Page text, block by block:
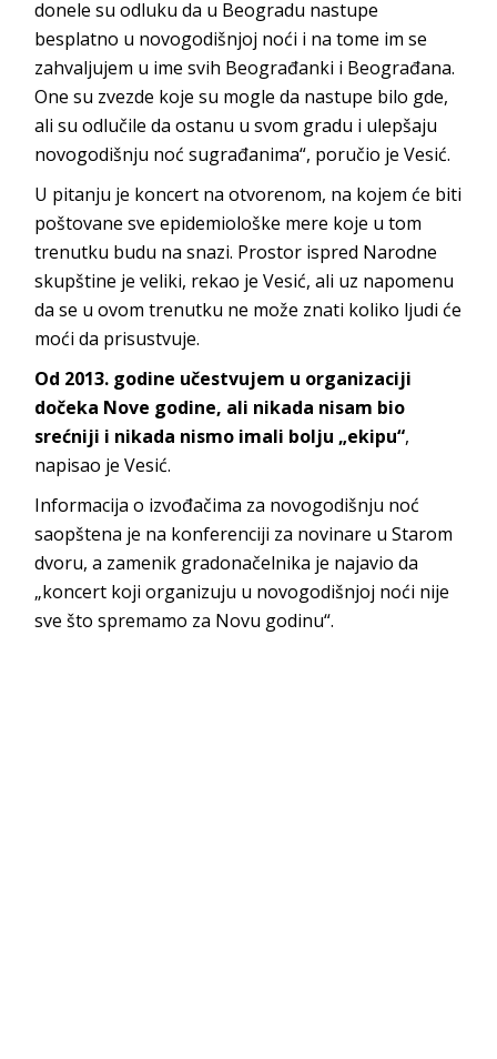
donele su odluku da u Beogradu nastupe
besplatno u novogodišnjoj noći i na tome im se
zahvaljujem u ime svih Beograđanki i Beograđana.
One su zvezde koje su mogle da nastupe bilo gde,
ali su odlučile da ostanu u svom gradu i ulepšaju
novogodišnju noć sugrađanima“, poručio je Vesić.
U pitanju je koncert na otvorenom, na kojem će biti
poštovane sve epidemiološke mere koje u tom
trenutku budu na snazi. Prostor ispred Narodne
skupštine je veliki, rekao je Vesić, ali uz napomenu
da se u ovom trenutku ne može znati koliko ljudi će
moći da prisustvuje.
Od 2013. godine učestvujem u organizaciji
dočeka Nove godine, ali nikada nisam bio
srećniji i nikada nismo imali bolju „ekipu“,
napisao je Vesić.
Informacija o izvođačima za novogodišnju noć
saopštena je na konferenciji za novinare u Starom
dvoru, a zamenik gradonačelnika je najavio da
„koncert koji organizuju u novogodišnjoj noći nije
sve što spremamo za Novu godinu“.